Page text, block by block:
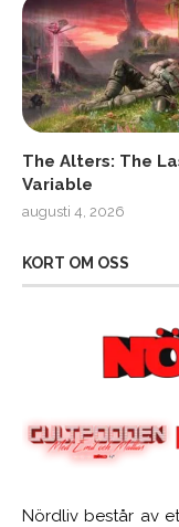
The Alters: The
Variable
augusti 4, 2026
KORT OM OSS
Nördliv består av